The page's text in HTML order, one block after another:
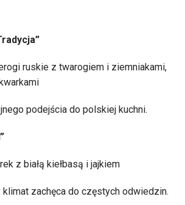
ruskie z twarogiem i ziemniakami,
podejścia do polskiej kuchni.
z białą kiełbasą i jajkiem
klimat zachęca do częstych odwiedzin.